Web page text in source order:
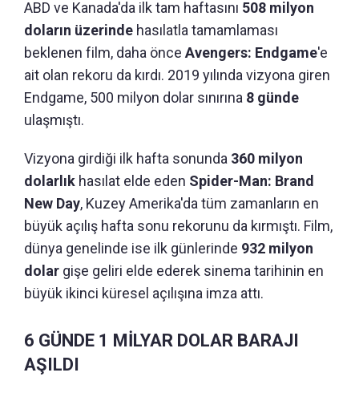
ABD ve Kanada'da ilk tam haftasını 508 milyon
doların üzerinde hasılatla tamamlaması
beklenen film, daha önce Avengers: Endgame'e
ait olan rekoru da kırdı. 2019 yılında vizyona giren
Endgame, 500 milyon dolar sınırına 8 günde
ulaşmıştı.
Vizyona girdiği ilk hafta sonunda 360 milyon
dolarlık hasılat elde eden Spider-Man: Brand
New Day, Kuzey Amerika'da tüm zamanların en
büyük açılış hafta sonu rekorunu da kırmıştı. Film,
dünya genelinde ise ilk günlerinde 932 milyon
dolar gişe geliri elde ederek sinema tarihinin en
büyük ikinci küresel açılışına imza attı.
6 GÜNDE 1 MİLYAR DOLAR BARAJI
AŞILDI